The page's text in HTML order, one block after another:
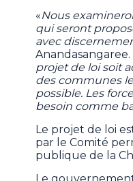
«Nous
qui seront
avec
Anandasangaree.
projet de loi soit
des communes
possible. Les
besoin comme
Le projet de loi
par le Comité
publique de la